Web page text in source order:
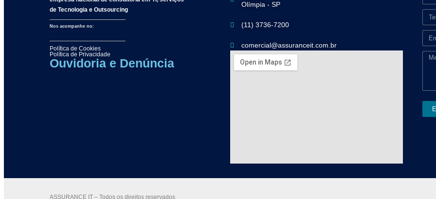
de Tecnologia e Outsourcing
Nos acompanhe no:
Política de Cookies
Política de Privacidade
Ouvidoria e Denúncia
Olímpia - SP
(11) 3736-7200
comercial@assuranceit.com.br
ASSURANCE IT – Todos os direitos reservados